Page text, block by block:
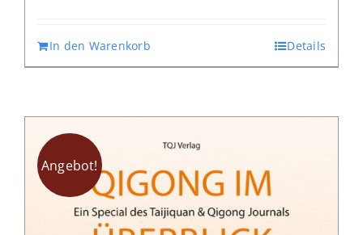
In den Warenkorb Details
Angebot!